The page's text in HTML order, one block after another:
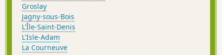
Groslay
Jagny-sous-Bois
L'Île-Saint-Denis
L'Isle-Adam
La Courneuve